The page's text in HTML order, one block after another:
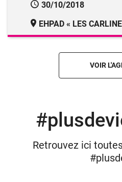
30/10/2018
EHPAD « LES CARLINES »
VOIR
Retrouvez ici